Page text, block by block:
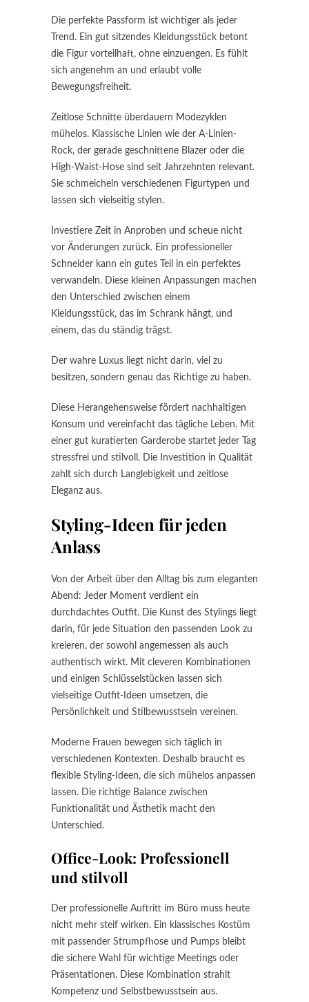
Die perfekte Passform ist wichtiger als jeder
Trend. Ein gut sitzendes Kleidungsstück betont
die Figur vorteilhaft, ohne einzuengen. Es fühlt
sich angenehm an und erlaubt volle
Bewegungsfreiheit.
Zeitlose Schnitte überdauern Modezyklen
mühelos. Klassische Linien wie der A-Linien-
Rock, der gerade geschnittene Blazer oder die
High-Waist-Hose sind seit Jahrzehnten relevant.
Sie schmeicheln verschiedenen Figurtypen und
lassen sich vielseitig stylen.
Investiere Zeit in Anproben und scheue nicht
vor Änderungen zurück. Ein professioneller
Schneider kann ein gutes Teil in ein perfektes
verwandeln. Diese kleinen Anpassungen machen
den Unterschied zwischen einem
Kleidungsstück, das im Schrank hängt, und
einem, das du ständig trägst.
Der wahre Luxus liegt nicht darin, viel zu
besitzen, sondern genau das Richtige zu haben.
Diese Herangehensweise fördert nachhaltigen
Konsum und vereinfacht das tägliche Leben. Mit
einer gut kuratierten Garderobe startet jeder Tag
stressfrei und stilvoll. Die Investition in Qualität
zahlt sich durch Langlebigkeit und zeitlose
Eleganz aus.
Styling-Ideen für jeden
Anlass
Von der Arbeit über den Alltag bis zum eleganten
Abend: Jeder Moment verdient ein
durchdachtes Outfit. Die Kunst des Stylings liegt
darin, für jede Situation den passenden Look zu
kreieren, der sowohl angemessen als auch
authentisch wirkt. Mit cleveren Kombinationen
und einigen Schlüsselstücken lassen sich
vielseitige Outfit-Ideen umsetzen, die
Persönlichkeit und Stilbewusstsein vereinen.
Moderne Frauen bewegen sich täglich in
verschiedenen Kontexten. Deshalb braucht es
flexible Styling-Ideen, die sich mühelos anpassen
lassen. Die richtige Balance zwischen
Funktionalität und Ästhetik macht den
Unterschied.
Office-Look: Professionell
und stilvoll
Der professionelle Auftritt im Büro muss heute
nicht mehr steif wirken. Ein klassisches Kostüm
mit passender Strumpfhose und Pumps bleibt
die sichere Wahl für wichtige Meetings oder
Präsentationen. Diese Kombination strahlt
Kompetenz und Selbstbewusstsein aus.